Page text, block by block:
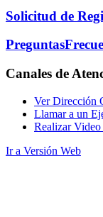
Solicitud de
Preguntas
Canales de
Ver Dirección
Llamar a un
Realizar
Ir a Versión Web